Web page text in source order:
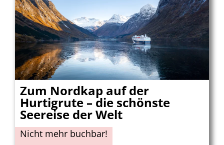
Zum Nordkap auf der
Hurtigrute – die schönste
Seereise der Welt
Nicht mehr buchbar!